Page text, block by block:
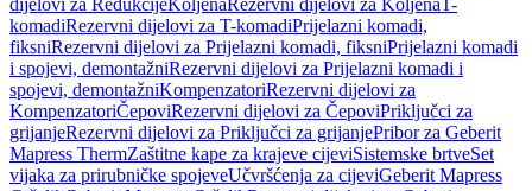
dijelovi za RedukcijeKoljenaRezervni dijelovi za KoljenaT-
komadiRezervni dijelovi za T-komadiPrijelazni komadi,
fiksniRezervni dijelovi za Prijelazni komadi, fiksniPrijelazni komadi
i spojevi, demontažniRezervni dijelovi za Prijelazni komadi i
spojevi, demontažniKompenzatoriRezervni dijelovi za
KompenzatoriČepoviRezervni dijelovi za ČepoviPriključci za
grijanjeRezervni dijelovi za Priključci za grijanjePribor za Geberit
Mapress ThermZaštitne kape za krajeve cijeviSistemske brtveSet
vijaka za prirubničke spojeveUčvršćenja za cijeviGeberit Mapress